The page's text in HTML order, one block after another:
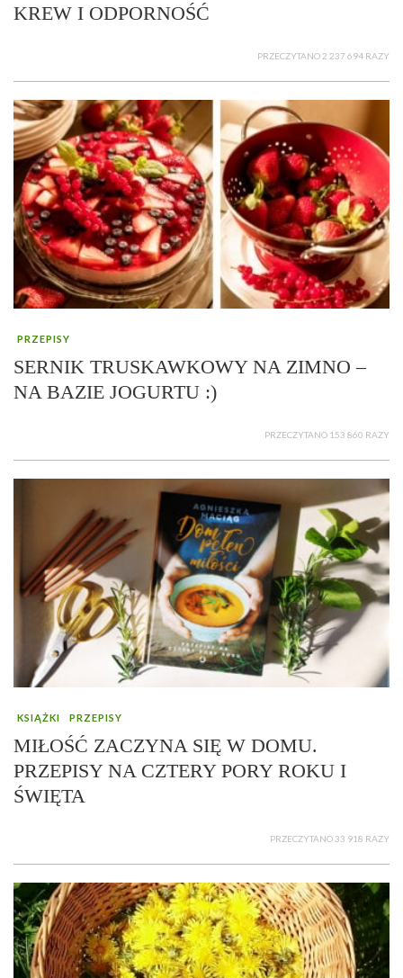
KREW I ODPORNOŚĆ
PRZECZYTANO 2 237 694 RAZY
PRZEPISY
SERNIK TRUSKAWKOWY NA ZIMNO –
NA BAZIE JOGURTU :)
PRZECZYTANO 153 860 RAZY
KSIĄŻKI PRZEPISY
MIŁOŚĆ ZACZYNA SIĘ W DOMU.
PRZEPISY NA CZTERY PORY ROKU I
ŚWIĘTA
PRZECZYTANO 33 918 RAZY